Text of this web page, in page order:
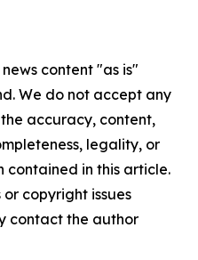
content "as is"
We do not accept any
accuracy, content,
legality, or
in this article.
copyright issues
contact the author